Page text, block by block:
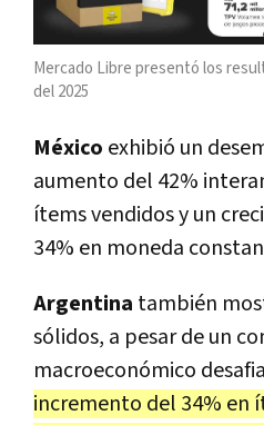
Mercado Libre presentó los
del 2025
México exhibió un
aumento del 42%
ítems vendidos y un
34% en moneda
Argentina también
sólidos, a pesar de un
macroeconómico
incremento del 34% en